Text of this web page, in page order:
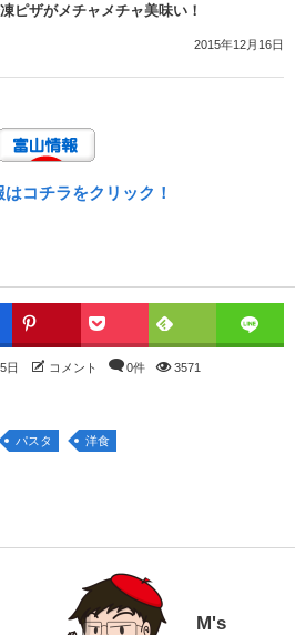
ピザがメチャメチャ美味い！
2015年12月16日
コチラをクリック！
日 コメント 0件 3571
パスタ 洋食
M's